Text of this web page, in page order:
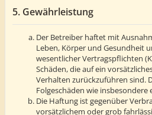
5. Gewährleistung
Der Betreiber haftet mit
Leben, Körper und Gesundheit
wesentlicher Vertragspflichten
Schäden, die auf ein
Verhalten zurückzuführen sind.
Folgeschäden wie insbesondere
Die Haftung ist gegenüber
vorsätzlichem oder grob